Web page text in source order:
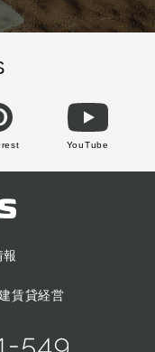
YouTube
報
賃貸経営